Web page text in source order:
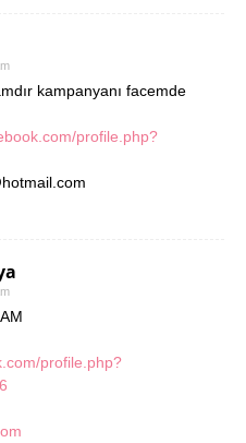
kampanyanı facemde
profile.php?
profile.php?